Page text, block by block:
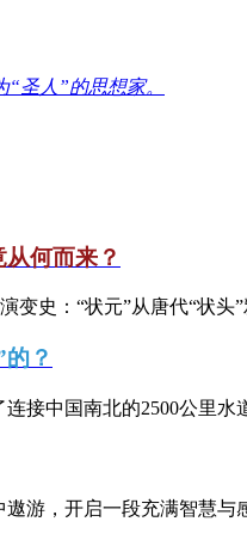
圣人”的思想家。
何而来？
变史：“状元”从唐代“状头
？
接中国南北的2500公里水
游，开启一段充满智慧与